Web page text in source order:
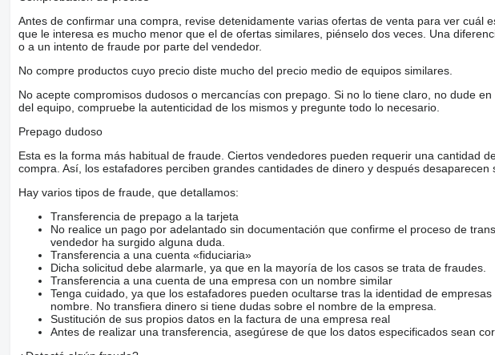
Antes de confirmar una compra, revise detenidamente varias ofertas de venta para ver cuál
que le interesa es mucho menor que el de ofertas similares, piénselo dos veces. Una
o a un intento de fraude por parte del vendedor.
No compre productos cuyo precio diste mucho del precio medio de equipos similares.
No acepte compromisos dudosos o mercancías con prepago. Si no lo tiene claro, no dude
del equipo, compruebe la autenticidad de los mismos y pregunte todo lo necesario.
Prepago dudoso
Esta es la forma más habitual de fraude. Ciertos vendedores pueden requerir una cantidad
compra. Así, los estafadores perciben grandes cantidades de dinero y después desaparecen
Hay varios tipos de fraude, que detallamos:
Transferencia de prepago a la tarjeta
No realice un pago por adelantado sin documentación que confirme el proceso de
vendedor ha surgido alguna duda.
Transferencia a una cuenta «fiduciaria»
Dicha solicitud debe alarmarle, ya que en la mayoría de los casos se trata de fraudes.
Transferencia a una cuenta de una empresa con un nombre similar
Tenga cuidado, ya que los estafadores pueden ocultarse tras la identidad de
nombre. No transfiera dinero si tiene dudas sobre el nombre de la empresa.
Sustitución de sus propios datos en la factura de una empresa real
Antes de realizar una transferencia, asegúrese de que los datos especificados sean